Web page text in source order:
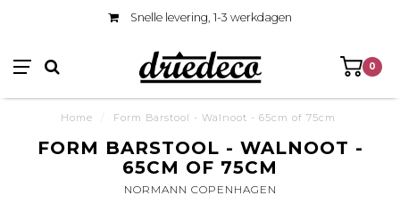
Snelle levering, 1-3 werkdagen
0
Home Form Barstool - Walnoot - 65cm of 75cm
FORM BARSTOOL - WALNOOT -
65CM OF 75CM
NORMANN COPENHAGEN